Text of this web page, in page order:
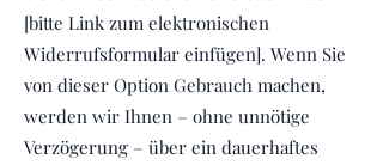
[bitte Link zum elektronischen
Widerrufsformular einfügen]. Wenn Sie
von dieser Option Gebrauch machen,
werden wir Ihnen – ohne unnötige
Verzögerung – über ein dauerhaftes